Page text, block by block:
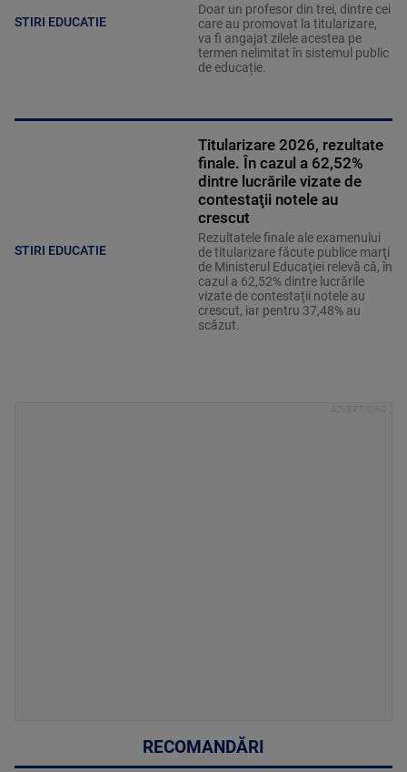
STIRI EDUCATIE
Doar un profesor din trei, dintre cei
care au promovat la titularizare,
va fi angajat zilele acestea pe
termen nelimitat în sistemul public
de educație.
STIRI EDUCATIE
Titularizare 2026, rezultate
finale. În cazul a 62,52%
dintre lucrările vizate de
contestaţii notele au
crescut
Rezultatele finale ale examenului
de titularizare făcute publice marţi
de Ministerul Educaţiei relevă că, în
cazul a 62,52% dintre lucrările
vizate de contestaţii notele au
crescut, iar pentru 37,48% au
scăzut.
RECOMANDĂRI